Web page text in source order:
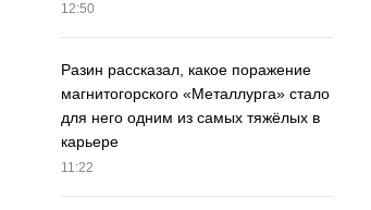
12:50
Разин рассказал, какое поражение
магнитогорского «Металлурга» стало
для него одним из самых тяжёлых в
карьере
11:22